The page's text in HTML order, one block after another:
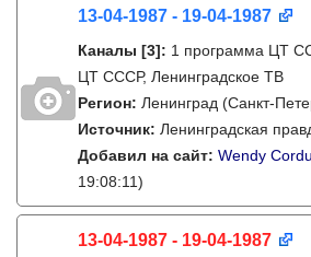
13-04-1987 - 19-04-1987
Каналы [3]: 1 программа ЦТ
ЦТ СССР, Ленинградское ТВ
Регион: Ленинград (Санкт-
Источник: Ленинградская
Добавил на сайт: Wendy
19:08:11)
13-04-1987 - 19-04-1987